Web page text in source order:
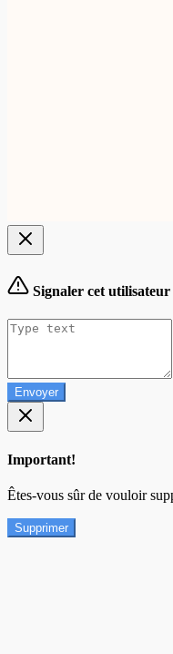
Signaler cet utilisateur
Envoyer
Important!
Êtes-vous sûr de vouloir
Supprimer